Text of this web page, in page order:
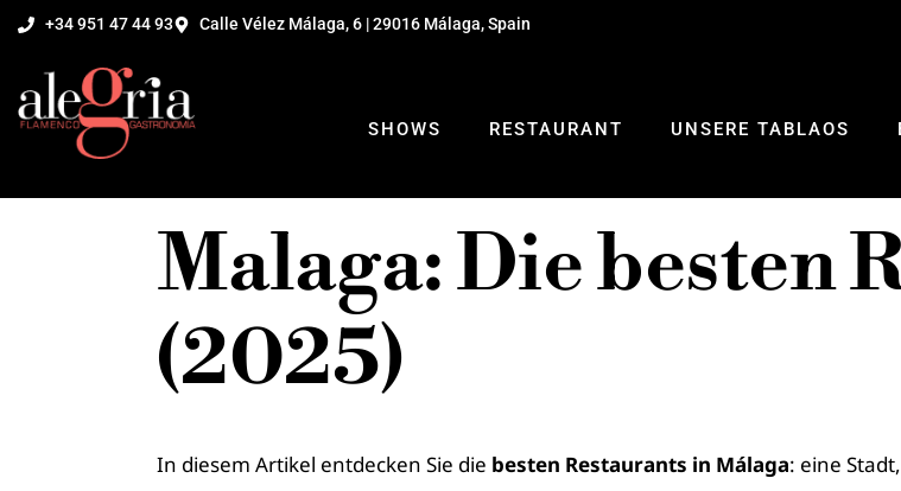
+34 951 47 44 93 Calle Vélez Málaga, 6 | 29016 Málaga, Spain
SHOWS RESTAURANT UNSERE TABLAOS
Malaga: Die besten
(2025)
In diesem Artikel entdecken Sie die besten Restaurants in Málaga: eine